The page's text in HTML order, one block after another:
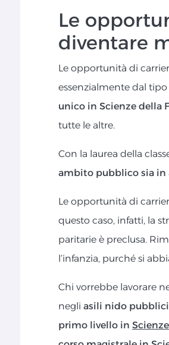
Le
diventare
Le opportunità di
essenzialmente dal
unico in Scienze della
tutte le altre.
Con la laurea della
ambito pubblico sia
Le opportunità di
questo caso, infatti, la
paritarie è preclusa.
l’infanzia, purché si
Chi vorrebbe lavorare
negli asili nido
primo livello in